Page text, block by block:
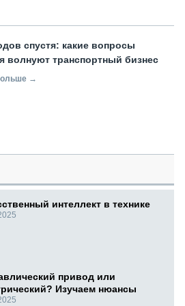
спустя: какие вопросы
волнуют транспортный бизнес
→
интеллект в технике
привод или
Изучаем нюансы